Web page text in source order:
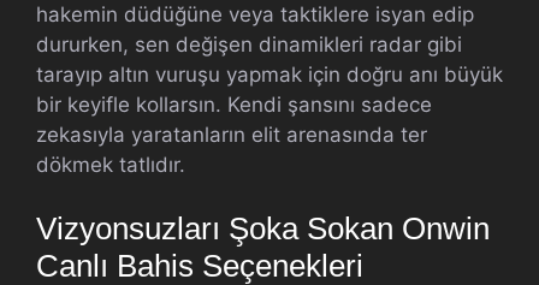
hakemin düdüğüne veya taktiklere isyan edip
dururken, sen değişen dinamikleri radar gibi
tarayıp altın vuruşu yapmak için doğru anı büyük
bir keyifle kollarsın. Kendi şansını sadece
zekasıyla yaratanların elit arenasında ter
dökmek tatlıdır.
Vizyonsuzları Şoka Sokan Onwin
Canlı Bahis Seçenekleri